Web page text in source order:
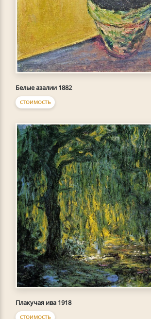
Белые азалии 1882
СТОИМОСТЬ
Плакучая ива 1918
СТОИМОСТЬ